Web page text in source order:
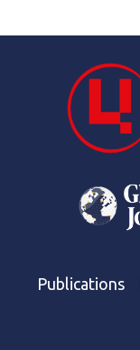
Publications